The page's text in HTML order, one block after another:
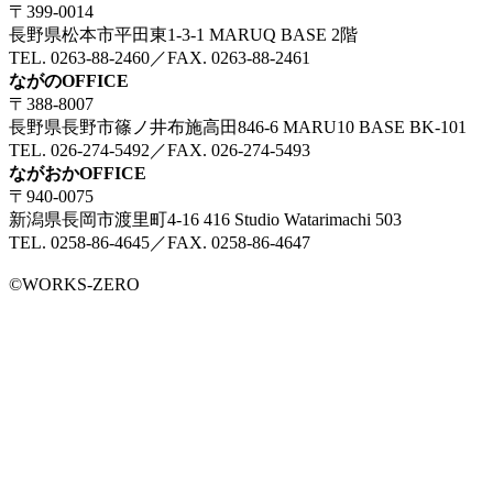
〒399-0014
長野県松本市平田東1-3-1 MARUQ BASE 2階
TEL. 0263-88-2460／FAX. 0263-88-2461
ながのOFFICE
〒388-8007
長野県長野市篠ノ井布施高田846-6 MARU10 BASE BK-101
TEL. 026-274-5492／FAX. 026-274-5493
ながおかOFFICE
〒940-0075
新潟県長岡市渡里町4-16 416 Studio Watarimachi 503
TEL. 0258-86-4645／FAX. 0258-86-4647
©WORKS-ZERO